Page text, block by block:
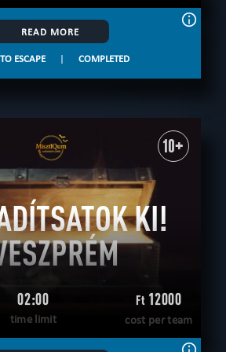
READ MORE
ESCAPE | COMPLETED
10+
KI!
02:00
time limit
Ft12000
cost per team